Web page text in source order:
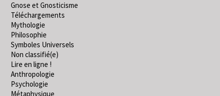
Gnose et Gnosticisme
Téléchargements
Mythologie
Philosophie
Symboles Universels
Non classifié(e)
Lire en ligne !
Anthropologie
Psychologie
Métaphysique